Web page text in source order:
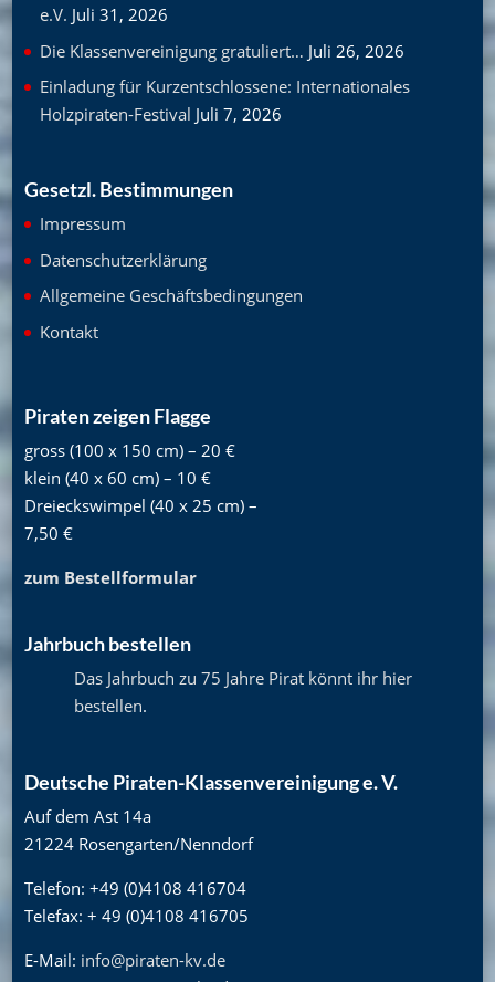
e.V. Juli 31, 2026
Die Klassenvereinigung gratuliert… Juli 26, 2026
Einladung für Kurzentschlossene: Internationales
Holzpiraten-Festival Juli 7, 2026
Gesetzl. Bestimmungen
Impressum
Datenschutzerklärung
Allgemeine Geschäftsbedingungen
Kontakt
Piraten zeigen Flagge
gross (100 x 150 cm) – 20 €
klein (40 x 60 cm) – 10 €
Dreieckswimpel (40 x 25 cm) –
7,50 €
zum Bestellformular
Jahrbuch bestellen
Das Jahrbuch zu 75 Jahre Pirat könnt ihr hier
bestellen.
Deutsche Piraten-Klassenvereinigung e. V.
Auf dem Ast 14a
21224 Rosengarten/Nenndorf
Telefon: +49 (0)4108 416704
Telefax: + 49 (0)4108 416705
E-Mail: info@piraten-kv.de